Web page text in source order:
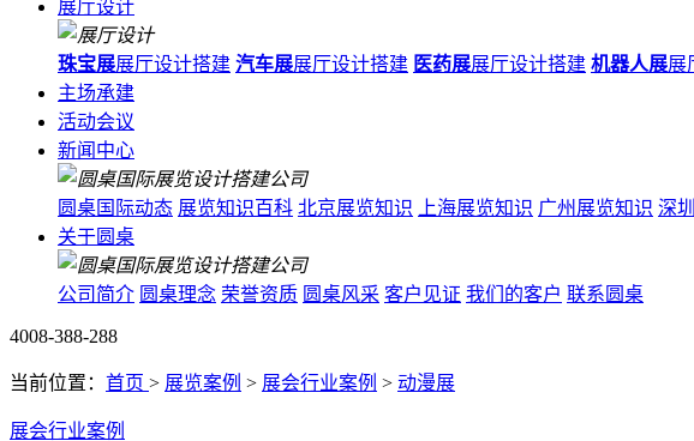
展厅设计
珠宝展展厅设计搭建 汽车展展厅设计搭建 医药展展厅设计搭建 机器人展展
主场承建
活动会议
新闻中心
圆桌国际动态 展览知识百科 北京展览知识 上海展览知识 广州展览知识 深
关于圆桌
公司简介 圆桌理念 荣誉资质 圆桌风采 客户见证 我们的客户 联系圆桌
4008-388-288
当前位置： 首页 > 展览案例 > 展会行业案例 > 动漫展
展会行业案例